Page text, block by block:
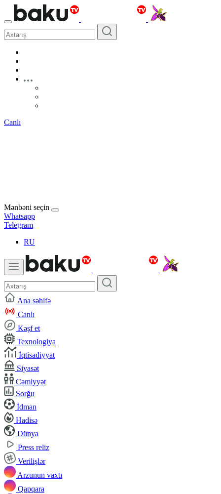
Canlı
Mənbəni seçin
Whatsapp
Telegram
RU
Ana səhifə
Canlı
Kəşf et
Texnologiya
İqtisadiyyat
Siyasət
Cəmiyyət
Sorğu
İdman
Hadisə
Dünya
Press reliz
Verilişlər
Arzunun vaxtı
Qapqara